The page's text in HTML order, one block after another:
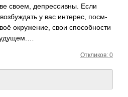
своем, депр­есси­вны. Если
у вас инте­рес, посм­
окру­жение, свои спос­обно­сти
Откликов: 0